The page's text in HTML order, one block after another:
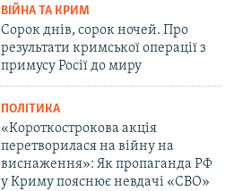
ВІЙНА ТА КРИМ
Сорок днів, сорок ночей. Про
результати кримської операції з
примусу Росії до миру
ПОЛІТИКА
«Короткострокова акція
перетворилася на війну на
виснаження»: Як пропаганда РФ
у Криму пояснює невдачі «СВО»